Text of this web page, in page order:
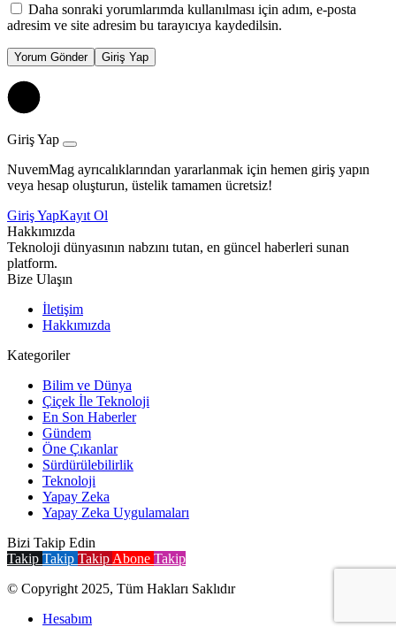
Daha sonraki yorumlarımda kullanılması için adım, e-posta
adresim ve site adresim bu tarayıcıya kaydedilsin.
Yorum Gönder Giriş Yap
Giriş Yap
NuvemMag ayrıcalıklarından yararlanmak için hemen giriş yapın
veya hesap oluşturun, üstelik tamamen ücretsiz!
Giriş YapKayıt Ol
Hakkımızda
Teknoloji dünyasının nabzını tutan, en güncel haberleri sunan
platform.
Bize Ulaşın
İletişim
Hakkımızda
Kategoriler
Bilim ve Dünya
Çiçek İle Teknoloji
En Son Haberler
Gündem
Öne Çıkanlar
Sürdürülebilirlik
Teknoloji
Yapay Zeka
Yapay Zeka Uygulamaları
Bizi Takip Edin
Takip Takip Takip Abone Takip
© Copyright 2025, Tüm Hakları Saklıdır
Hesabım